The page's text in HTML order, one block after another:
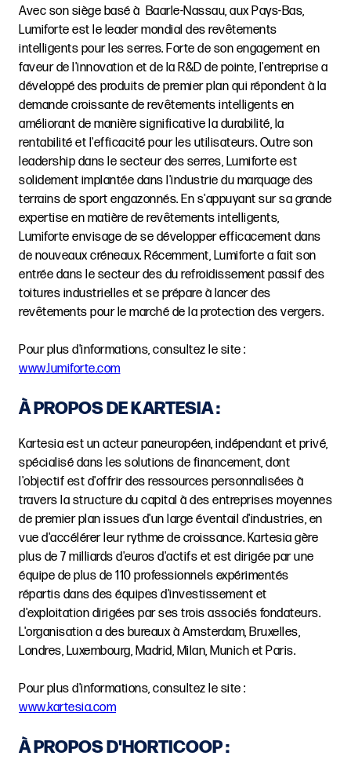
Avec son siège basé à Baarle-Nassau, aux Pays-Bas,
Lumiforte est le leader mondial des revêtements
intelligents pour les serres. Forte de son engagement en
faveur de l'innovation et de la R&D de pointe, l'entreprise a
développé des produits de premier plan qui répondent à la
demande croissante de revêtements intelligents en
améliorant de manière significative la durabilité, la
rentabilité et l'efficacité pour les utilisateurs. Outre son
leadership dans le secteur des serres, Lumiforte est
solidement implantée dans l'industrie du marquage des
terrains de sport engazonnés. En s'appuyant sur sa grande
expertise en matière de revêtements intelligents,
Lumiforte envisage de se développer efficacement dans
de nouveaux créneaux. Récemment, Lumiforte a fait son
entrée dans le secteur des du refroidissement passif des
toitures industrielles et se prépare à lancer des
revêtements pour le marché de la protection des vergers.
Pour plus d'informations, consultez le site :
www.lumiforte.com
À PROPOS DE KARTESIA :
Kartesia est un acteur paneuropéen, indépendant et privé,
spécialisé dans les solutions de financement, dont
l'objectif est d'offrir des ressources personnalisées à
travers la structure du capital à des entreprises moyennes
de premier plan issues d'un large éventail d'industries, en
vue d'accélérer leur rythme de croissance. Kartesia gère
plus de 7 milliards d'euros d'actifs et est dirigée par une
équipe de plus de 110 professionnels expérimentés
répartis dans des équipes d'investissement et
d'exploitation dirigées par ses trois associés fondateurs.
L'organisation a des bureaux à Amsterdam, Bruxelles,
Londres, Luxembourg, Madrid, Milan, Munich et Paris.
Pour plus d'informations, consultez le site :
www.kartesia.com
À PROPOS D'HORTICOOP :